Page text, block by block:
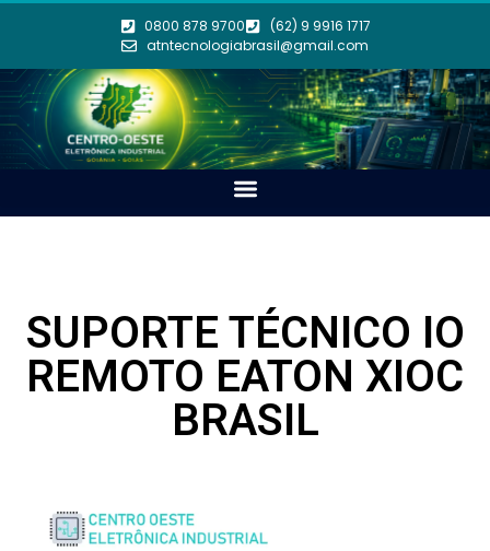
0800 878 9700
(62) 9 9916 1717
atntecnologiabrasil@gmail.com
SUPORTE TÉCNICO IO
REMOTO EATON XIOC
BRASIL